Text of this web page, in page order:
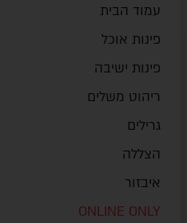
עמוד הבית
פינות אוכל
פינות ישיבה
ריהוט משלים
גרילים
הצללה
איבזור
ONLINE ONLY